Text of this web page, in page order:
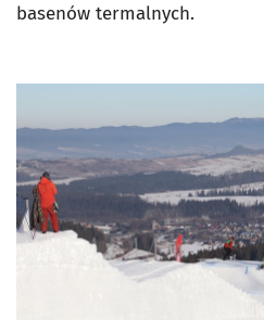
basenów termalnych.